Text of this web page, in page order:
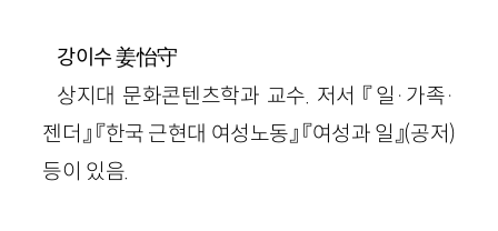
강이수姜怡守
상지대 문화콘텐츠학과 교수. 저서 『일·가족·
젠더』 『한국 근현대 여성노동』 『여성과 일』(공저)
등이 있음.